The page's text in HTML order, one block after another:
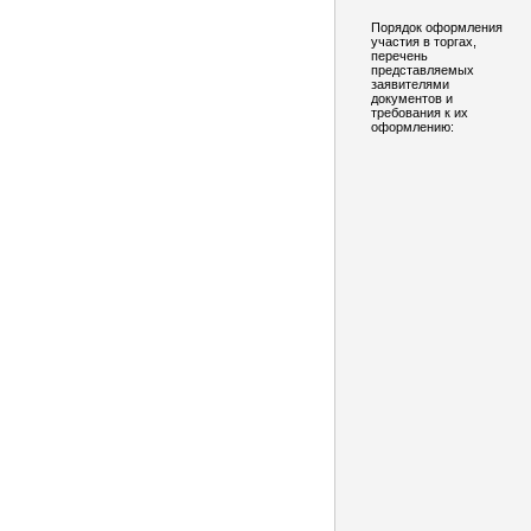
Порядок оформления
участия в торгах,
перечень
представляемых
заявителями
документов и
требования к их
оформлению: